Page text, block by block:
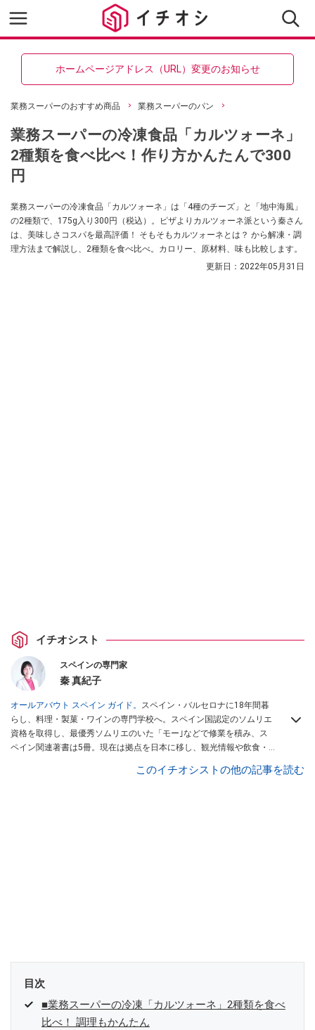
ホームページアドレス（URL）変更のお知らせ
業務スーパーのおすすめ商品 業務スーパーのパン
業務スーパーの冷凍食品「カルツォーネ」
2種類を食べ比べ！作り方かんたんで300
円
業務スーパーの冷凍食品「カルツォーネ」は「4種のチーズ」と「地中海風」
の2種類で、175g入り300円（税込）。ピザよりカルツォーネ派という秦さん
は、美味しさコスパを最高評価！ そもそもカルツォーネとは？ から解凍・調
理方法まで解説し、2種類を食べ比べ。カロリー、原材料、味も比較します。
更新日： 2022年05月31日
イチオシスト
スペインの専門家
秦 真紀子
オールアバウト スペイン ガイド。 スペイン・バルセロナに18年間暮
らし、料理・製菓・ワインの専門学校へ。スペイン国認定のソムリエ
資格を取得し、最優秀ソムリエのいた「モー｣などで修業を積み、ス
ペイン関連著書は5冊。現在は拠点を日本に移し、観光情報や飲食・
など、食品・スイーツ販売チェーンのおすすめ商
このイチオシストの他の記事を読む
目次
■業務スーパーの冷凍「カルツォーネ」2種類を食べ
比べ！ 調理もかんたん